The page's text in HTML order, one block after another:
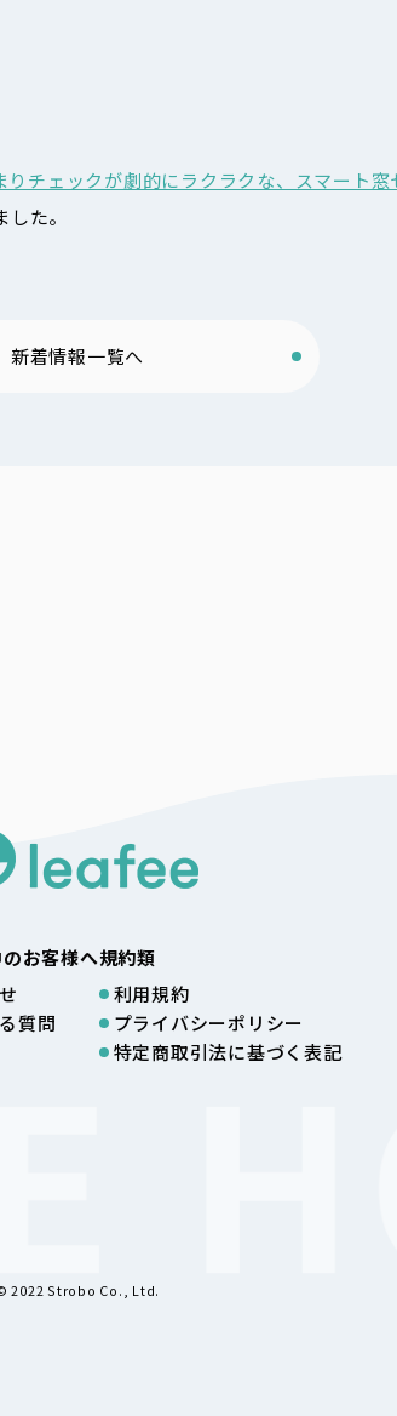
チェックが劇的にラクラクな、スマート窓
た。
新着情報一覧へ
お客様へ
質問
規約類
利用規約
プライバシーポリシー
特定商取引法に基づく表記
2022 Strobo Co., Ltd.